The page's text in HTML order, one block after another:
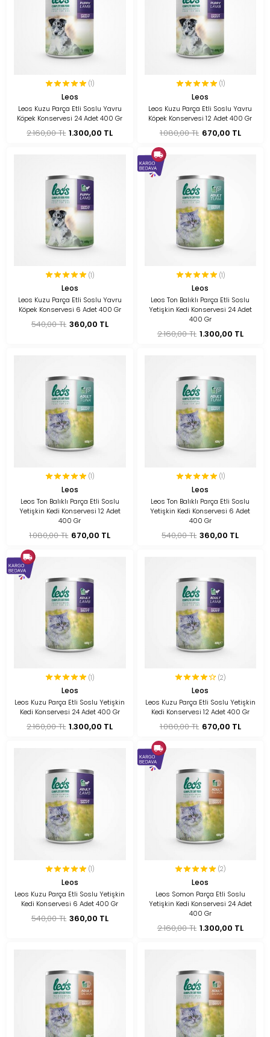
(1)
Leos
Leos Kuzu Parça Etli Soslu Yavru
Köpek Konservesi 24 Adet 400 Gr
2.160,00 TL 1.300,00 TL
(1)
Leos
Leos Kuzu Parça Etli Soslu Yavru
Köpek Konservesi 12 Adet 400 Gr
1.080,00 TL 670,00 TL
(1)
Leos
Leos Kuzu Parça Etli Soslu Yavru
Köpek Konservesi 6 Adet 400 Gr
540,00 TL 360,00 TL
(1)
Leos
Leos Ton Balıklı Parça Etli Soslu
Yetişkin Kedi Konservesi 24 Adet
400 Gr
2.160,00 TL 1.300,00 TL
(1)
Leos
Leos Ton Balıklı Parça Etli Soslu
Yetişkin Kedi Konservesi 12 Adet
400 Gr
1.080,00 TL 670,00 TL
(1)
Leos
Leos Ton Balıklı Parça Etli Soslu
Yetişkin Kedi Konservesi 6 Adet
400 Gr
540,00 TL 360,00 TL
(1)
Leos
Leos Kuzu Parça Etli Soslu Yetişkin
Kedi Konservesi 24 Adet 400 Gr
2.160,00 TL 1.300,00 TL
(2)
Leos
Leos Kuzu Parça Etli Soslu Yetişkin
Kedi Konservesi 12 Adet 400 Gr
1.080,00 TL 670,00 TL
(1)
Leos
Leos Kuzu Parça Etli Soslu Yetişkin
Kedi Konservesi 6 Adet 400 Gr
540,00 TL 360,00 TL
(2)
Leos
Leos Somon Parça Etli Soslu
Yetişkin Kedi Konservesi 24 Adet
400 Gr
2.160,00 TL 1.300,00 TL